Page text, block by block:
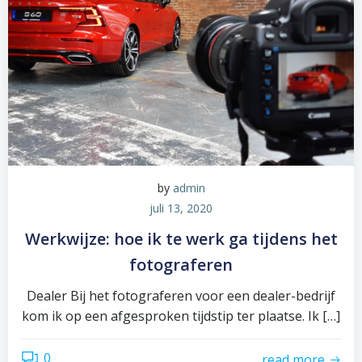
by admin
juli 13, 2020
Werkwijze: hoe ik te werk ga tijdens het
fotograferen
Dealer Bij het fotograferen voor een dealer-bedrijf
kom ik op een afgesproken tijdstip ter plaatse. Ik […]
0